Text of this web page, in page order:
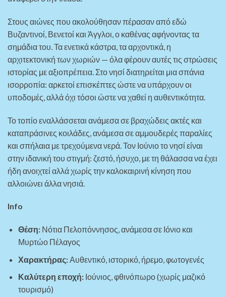
Στους αιώνες που ακολούθησαν πέρασαν από εδώ
Βυζαντινοί, Βενετοί και Άγγλοι, ο καθένας αφήνοντας τα
σημάδια του. Τα ενετικά κάστρα, τα αρχοντικά, η
αρχιτεκτονική των χωριών — όλα φέρουν αυτές τις στρώσεις
ιστορίας με αξιοπρέπεια. Στο νησί διατηρείται μια σπάνια
ισορροπία: αρκετοί επισκέπτες ώστε να υπάρχουν οι
υποδομές, αλλά όχι τόσοι ώστε να χαθεί η αυθεντικότητα.
Το τοπίο εναλλάσσεται ανάμεσα σε βραχώδεις ακτές και
καταπράσινες κοιλάδες, ανάμεσα σε αμμουδερές παραλίες
και σπήλαια με τρεχούμενα νερά. Τον Ιούνιο το νησί είναι
στην ιδανική του στιγμή: ζεστό, ήσυχο, με τη θάλασσα να έχει
ήδη ανοιχτεί αλλά χωρίς την καλοκαιρινή κίνηση που
αλλοιώνει άλλα νησιά.
Info
Θέση:Νότια Πελοπόννησος, ανάμεσα σε Ιόνιο και
Μυρτώο Πέλαγος
Χαρακτήρας:Αυθεντικό, ιστορικό, ήρεμο, φωτογενές
Καλύτερη εποχή:Ιούνιος, φθινόπωρο (χωρίς μαζικό
τουρισμό)